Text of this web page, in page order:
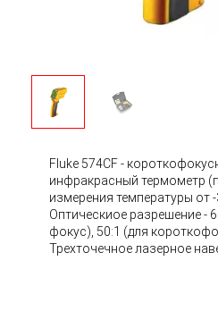
Fluke 574CF -
инфракрасный термометр
измерения температуры от -
Оптическиое разрешение -
фокус), 50:1 (для
Трехточечное лазерное